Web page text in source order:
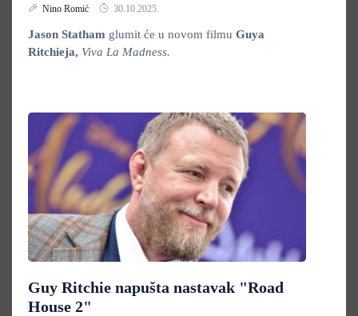
Nino Romić 30.10.2025.
Jason Statham glumit će u novom filmu Guya
Ritchieja, Viva La Madness.
Guy Ritchie napušta nastavak "Road
House 2"